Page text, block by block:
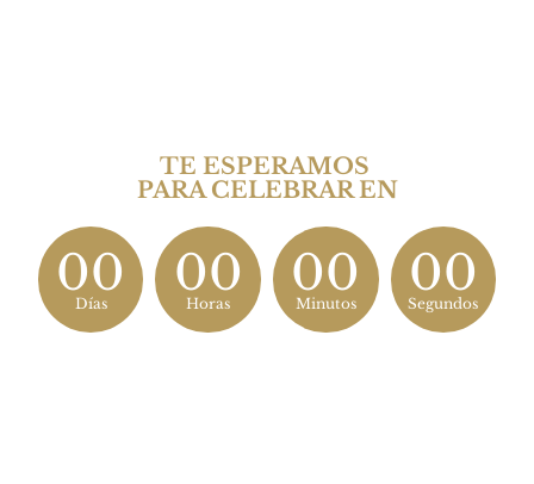
TE ESPERAMOS
PARA CELEBRAR EN
00
Días
00
Horas
00
Minutos
00
Segundos